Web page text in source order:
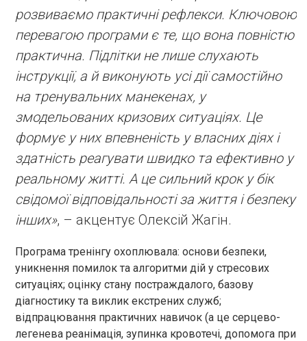
розвиваємо практичні рефлекси. Ключовою
перевагою програми є те, що вона повністю
практична. Підлітки не лише слухають
інструкції, а й виконують усі дії самостійно
на тренувальних манекенах, у
змодельованих кризових ситуаціях. Це
формує у них впевненість у власних діях і
здатність реагувати швидко та ефективно у
реальному житті. А це сильний крок у бік
свідомої відповідальності за життя і безпеку
інших», – акцентує Олексій Жагін.
Програма тренінгу охоплювала: основи безпеки,
уникнення помилок та алгоритми дій у стресових
ситуаціях; оцінку стану постраждалого, базову
діагностику та виклик екстрених служб;
відпрацювання практичних навичок (а це серцево-
легенева реанімація, зупинка кровотечі, допомога при